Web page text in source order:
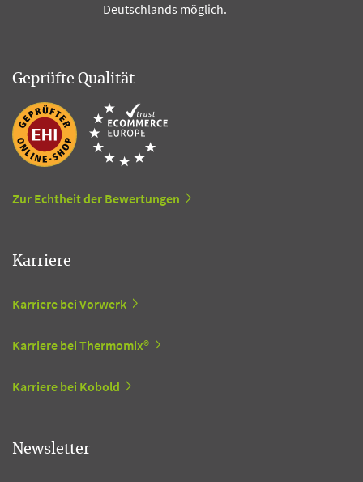
Deutschlands möglich.
Geprüfte Qualität
Zur Echtheit der Bewertungen
Karriere
Karriere bei Vorwerk
Karriere bei Thermomix®
Karriere bei Kobold
Newsletter